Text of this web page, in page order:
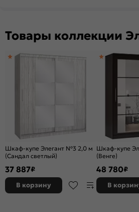
Товары коллекции
Шкаф-купе Элегант №3 2,0 м
(Сандал светлый)
37 887₽
В корзину
Шкаф-купе
(Венге)
48 780₽
В